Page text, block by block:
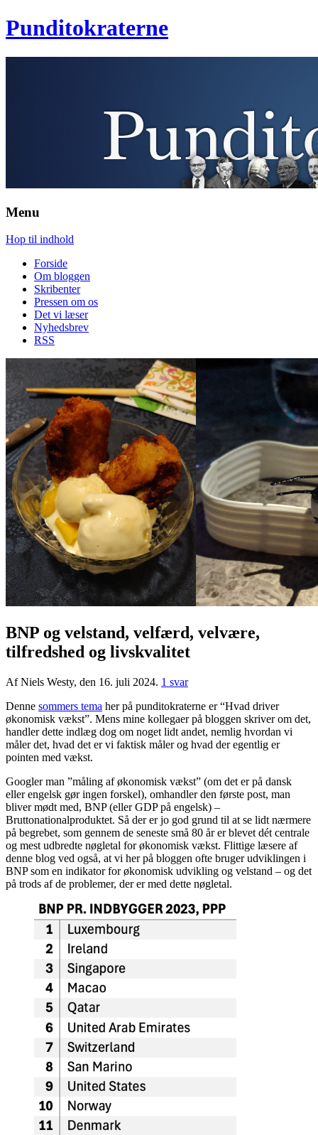
Punditokraterne
Menu
Hop til indhold
Forside
Om bloggen
Skribenter
Pressen om os
Det vi læser
Nyhedsbrev
RSS
BNP og velstand, velfærd, velvære,
tilfredshed og livskvalitet
Af Niels Westy, den 16. juli 2024. 1 svar
Denne sommers tema her på punditokraterne er “Hvad driver
økonomisk vækst”. Mens mine kollegaer på bloggen skriver om det,
handler dette indlæg dog om noget lidt andet, nemlig hvordan vi
måler det, hvad det er vi faktisk måler og hvad der egentlig er
pointen med vækst.
Googler man ”måling af økonomisk vækst” (om det er på dansk
eller engelsk gør ingen forskel), omhandler den første post, man
bliver mødt med, BNP (eller GDP på engelsk) –
Bruttonationalproduktet. Så der er jo god grund til at se lidt nærmere
på begrebet, som gennem de seneste små 80 år er blevet dét centrale
og mest udbredte nøgletal for økonomisk vækst. Flittige læsere af
denne blog ved også, at vi her på bloggen ofte bruger udviklingen i
BNP som en indikator for økonomisk udvikling og velstand – og det
på trods af de problemer, der er med dette nøgletal.